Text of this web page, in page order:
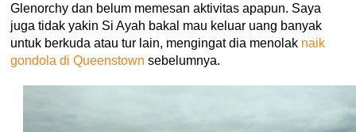
Glenorchy dan belum memesan aktivitas apapun. Saya
juga tidak yakin Si Ayah bakal mau keluar uang banyak
untuk berkuda atau tur lain, mengingat dia menolak naik
gondola di Queenstown sebelumnya.